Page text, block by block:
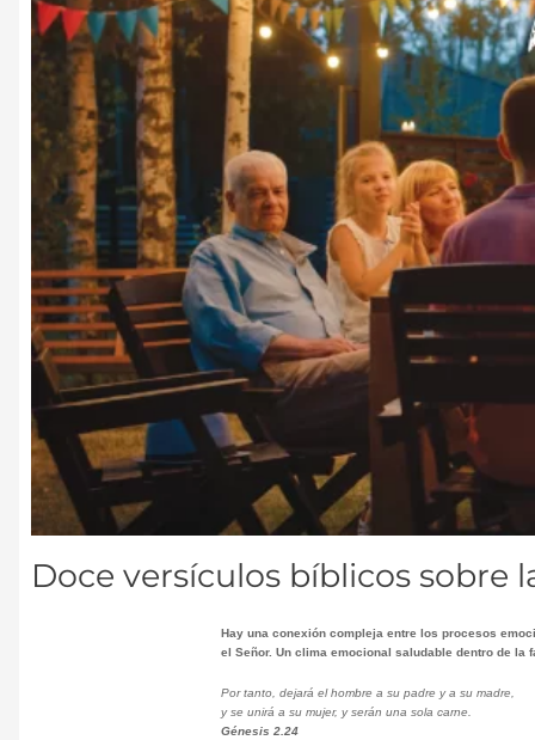
Doce versículos bíblicos sobre
Hay una conexión compleja entre los procesos
el Señor. Un clima emocional saludable dentro de
Por tanto, dejará el hombre a su padre y a su madre,
y se unirá a su mujer, y serán una sola carne.
Génesis 2.24